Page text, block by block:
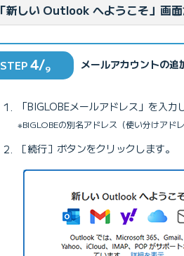
「新しい Outlook へようこそ」画
STEP 4/9 メールアカウントの追
「BIGLOBEメールアドレス」を入力
※BIGLOBEの別名アドレス（使い分けアド
［続行］ボタンをクリックします。